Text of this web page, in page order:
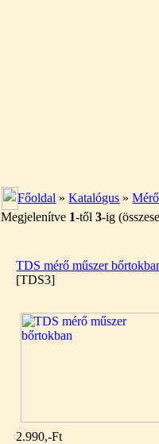
Főoldal »Katalógus »
Megjelenítve 1-től3-ig
TDS mérő műszer
[TDS3]
2.990,-Ft